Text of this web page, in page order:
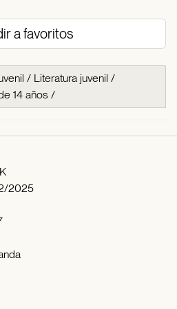
a favoritos
/ Literatura juvenil /
14 años /
2025